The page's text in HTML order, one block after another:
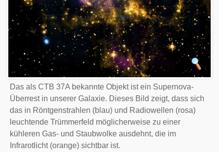
Das als CTB 37A bekannte Objekt ist ein Supernova-
Überrest in unserer Galaxie. Dieses Bild zeigt, dass sich
das in Röntgenstrahlen (blau) und Radiowellen (rosa)
leuchtende Trümmerfeld möglicherweise zu einer
kühleren Gas- und Staubwolke ausdehnt, die im
Infrarotlicht (orange) sichtbar ist.